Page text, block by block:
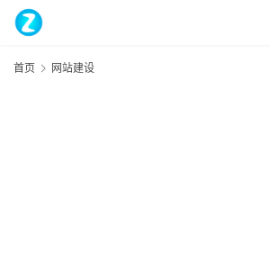
首页 网站建设